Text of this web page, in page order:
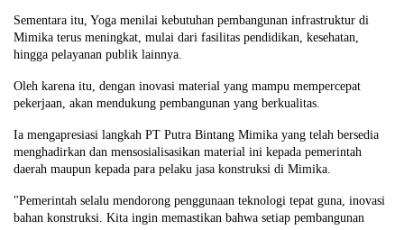
Sementara itu, Yoga menilai kebutuhan pembangunan infrastruktur di
Mimika terus meningkat, mulai dari fasilitas pendidikan, kesehatan,
hingga pelayanan publik lainnya.
Oleh karena itu, dengan inovasi material yang mampu mempercepat
pekerjaan, akan mendukung pembangunan yang berkualitas.
Ia mengapresiasi langkah PT Putra Bintang Mimika yang telah bersedia
menghadirkan dan mensosialisasikan material ini kepada pemerintah
daerah maupun kepada para pelaku jasa konstruksi di Mimika.
"Pemerintah selalu mendorong penggunaan teknologi tepat guna, inovasi
bahan konstruksi. Kita ingin memastikan bahwa setiap pembangunan